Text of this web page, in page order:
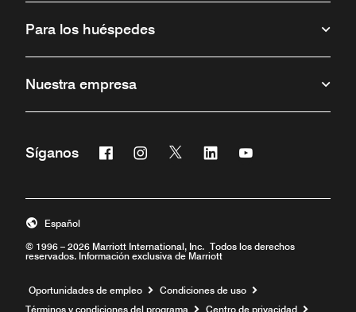
Para los huéspedes
Nuestra empresa
Síganos Facebook
Abre una ventana nueva
Instagram
Abre una ventana nueva
Twitter
Abre una ventana nueva
Linkedin
Abre una ventana nueva
Abre una ventana
© 1996 – 2026 Marriott International, Inc. Todos los derechos
reservados. Información exclusiva de Marriott
Español
Oportunidades de empleo Abre una ventana nueva
Condiciones de uso
Términos y condiciones del programa
Centro de privacidad